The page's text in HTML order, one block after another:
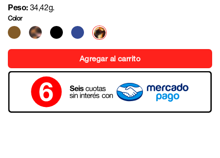
Peso: 34,42g.
Color
Agregar al carrito